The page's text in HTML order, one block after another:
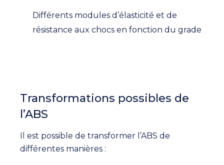
Différents modules d’élasticité et de
résistance aux chocs en fonction du grade
Transformations possibles de
l’ABS
Il est possible de transformer l’ABS de
différentes manières :